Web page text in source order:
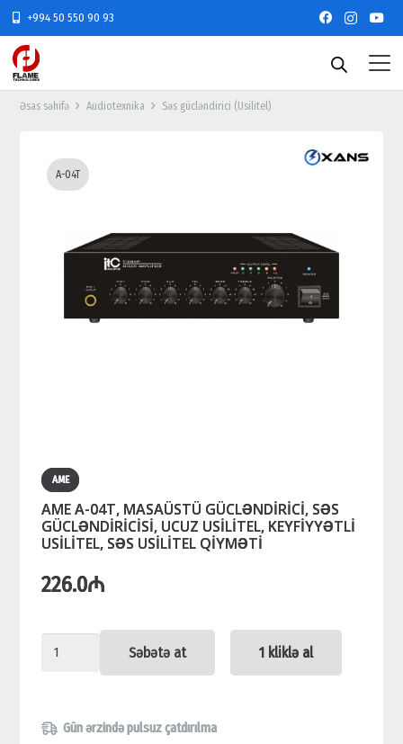
+994 50 550 90 93
Əsas səhifə Audiotexnika Səs gücləndirici (Usilitel)
A-04T
AME
AME A-04T, MASAÜSTÜ GÜCLƏNDİRİCİ, SƏS
GÜCLƏNDİRİCİSİ, UCUZ USİLİTEL, KEYFİYYƏTLİ
USİLİTEL, SƏS USİLİTEL QİYMƏTİ
226.0₼
AME
MASAÜSTÜ
Səbətə at 1 kliklə al
Gün ərzində pulsuz çatdırılma